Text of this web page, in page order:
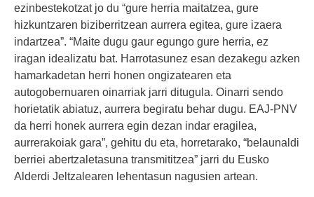
ezinbestekotzat jo du “gure herria maitatzea, gure
hizkuntzaren biziberritzean aurrera egitea, gure izaera
indartzea”. “Maite dugu gaur egungo gure herria, ez
iragan idealizatu bat. Harrotasunez esan dezakegu azken
hamarkadetan herri honen ongizatearen eta
autogobernuaren oinarriak jarri ditugula. Oinarri sendo
horietatik abiatuz, aurrera begiratu behar dugu. EAJ-PNV
da herri honek aurrera egin dezan indar eragilea,
aurrerakoiak gara”, gehitu du eta, horretarako, “belaunaldi
berriei abertzaletasuna transmititzea” jarri du Eusko
Alderdi Jeltzalearen lehentasun nagusien artean.